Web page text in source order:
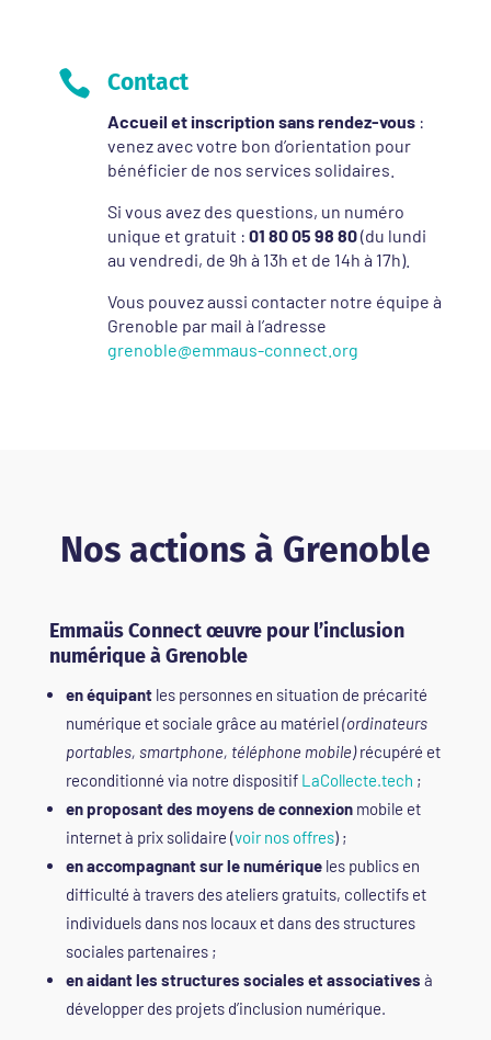
 Contact
Accueil et inscription sans rendez-vous:
venez avec votre bon d’orientation pour
bénéficier de nos services solidaires.
Si vous avez des questions, un numéro
unique et gratuit : 01 80 05 98 80(du lundi
au vendredi, de 9h à 13h et de 14h à 17h).
Vous pouvez aussi contacter notre équipe à
Grenoble par mail à l’adresse
grenoble@emmaus-connect.org
Nos actions à Grenoble
Emmaüs Connect œuvre pour l’inclusion
numérique à Grenoble
en équipant les personnes en situation de précarité
numérique et sociale grâce au matériel(ordinateurs
portables, smartphone, téléphone mobile)récupéré et
reconditionné via notre dispositif LaCollecte.tech ;
en proposant des moyens de connexionmobile et
internet à prix solidaire (voir nos offres) ;
en accompagnant sur le numériqueles publics en
difficulté à travers des ateliers gratuits, collectifs et
individuels dans nos locaux et dans des structures
sociales partenaires ;
en aidant les structures sociales et associatives à
développer des projets d’inclusion numérique.